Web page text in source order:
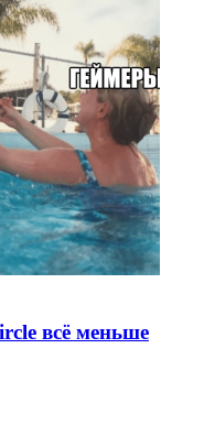
всё меньше